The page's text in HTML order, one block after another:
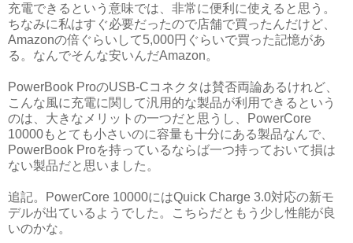
充電できるという意味では、非常に便利に使えると思う。
ちなみに私はすぐ必要だったので店舗で買ったんだけど、
Amazonの倍ぐらいして5,000円ぐらいで買った記憶があ
る。なんでそんな安いんだAmazon。
PowerBook ProのUSB-Cコネクタは賛否両論あるけれど、
こんな風に充電に関して汎用的な製品が利用できるという
のは、大きなメリットの一つだと思うし、PowerCore
10000もとても小さいのに容量も十分にある製品なんで、
PowerBook Proを持っているならば一つ持っておいて損は
ない製品だと思いました。
追記。PowerCore 10000にはQuick Charge 3.0対応の新モ
デルが出ているようでした。こちらだともう少し性能が良
いのかな。